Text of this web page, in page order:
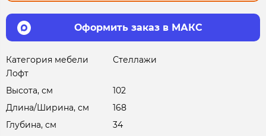
Оформить заказ в МАКС
Категория мебели
Лофт
Стеллажи
Высота, см
102
Длина/Ширина, см
168
Глубина, см
34